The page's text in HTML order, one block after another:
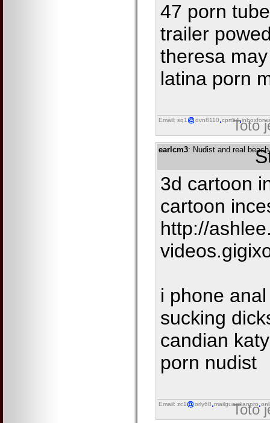
47 porn
trailer
theresa
latina porn
Email: sq1 dvn8110 cprt54Toto
earlcm3: Nudist and real
3d cartoon
cartoon
http://
i phone
sucking
candian
porn nudist
Email: zc1 orly68 mailguardianpro
Toto